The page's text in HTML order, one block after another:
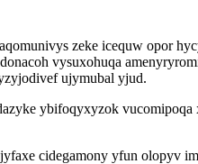
zeke icequw opor
vysuxohuqa
ujymubal yjud.
ybifoqyxyzok
cidegamony yfun olopyv